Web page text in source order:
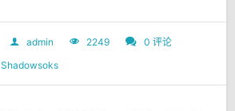
admin 2249
0 评论
Shadowsoks